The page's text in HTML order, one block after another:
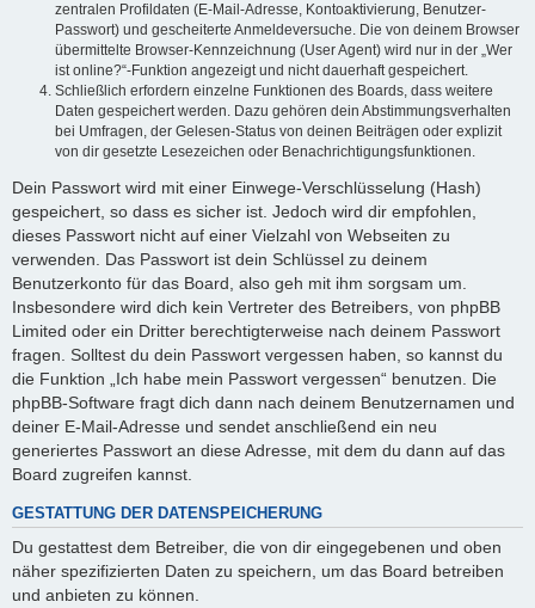
zentralen Profildaten (E-Mail-Adresse, Kontoaktivierung, Benutzer-
Passwort) und gescheiterte Anmeldeversuche. Die von deinem Browser
übermittelte Browser-Kennzeichnung (User Agent) wird nur in der „Wer
ist online?“-Funktion angezeigt und nicht dauerhaft gespeichert.
Schließlich erfordern einzelne Funktionen des Boards, dass weitere
Daten gespeichert werden. Dazu gehören dein Abstimmungsverhalten
bei Umfragen, der Gelesen-Status von deinen Beiträgen oder explizit
von dir gesetzte Lesezeichen oder Benachrichtigungsfunktionen.
Dein Passwort wird mit einer Einwege-Verschlüsselung (Hash)
gespeichert, so dass es sicher ist. Jedoch wird dir empfohlen,
dieses Passwort nicht auf einer Vielzahl von Webseiten zu
verwenden. Das Passwort ist dein Schlüssel zu deinem
Benutzerkonto für das Board, also geh mit ihm sorgsam um.
Insbesondere wird dich kein Vertreter des Betreibers, von phpBB
Limited oder ein Dritter berechtigterweise nach deinem Passwort
fragen. Solltest du dein Passwort vergessen haben, so kannst du
die Funktion „Ich habe mein Passwort vergessen“ benutzen. Die
phpBB-Software fragt dich dann nach deinem Benutzernamen und
deiner E-Mail-Adresse und sendet anschließend ein neu
generiertes Passwort an diese Adresse, mit dem du dann auf das
Board zugreifen kannst.
GESTATTUNG DER DATENSPEICHERUNG
Du gestattest dem Betreiber, die von dir eingegebenen und oben
näher spezifizierten Daten zu speichern, um das Board betreiben
und anbieten zu können.